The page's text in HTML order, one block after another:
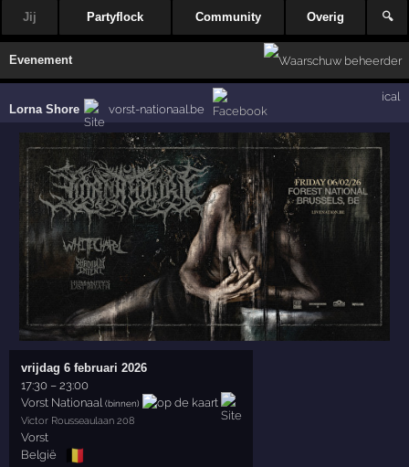
Jij Partyflock Community Overig 🔍
Evenement
Lorna Shore vorst-nationaal.be
ical
vrijdag 6 februari 2026
17:30 –23:00
Vorst Nationaal (binnen)
Victor Rousseaulaan 208
Vorst
België
🇧🇪